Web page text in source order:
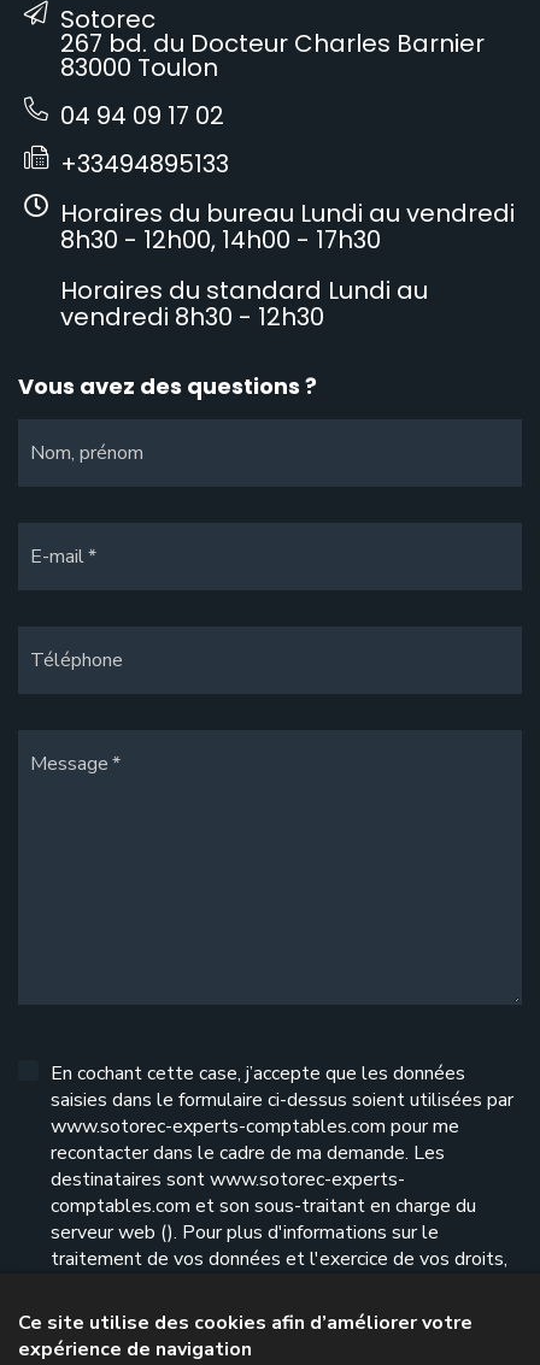
Sotorec
267 bd. du Docteur Charles Barnier
83000 Toulon
04 94 09 17 02
+33494895133
Horaires du bureau Lundi au vendredi
8h30 - 12h00, 14h00 - 17h30
Horaires du standard Lundi au
vendredi 8h30 - 12h30
Vous avez des questions ?
Nom, prénom
E-mail
Téléphone
Message
En cochant cette case, j’accepte que les données
saisies dans le formulaire ci-dessus soient utilisées par
www.sotorec-experts-comptables.com pour me
recontacter dans le cadre de ma demande. Les
destinataires sont www.sotorec-experts-
comptables.com et son sous-traitant en charge du
serveur web (). Pour plus d'informations sur le
traitement de vos données et l'exercice de vos droits,
Envoyer le formulaire
Ce site utilise des cookies afin d’améliorer votre
expérience de navigation